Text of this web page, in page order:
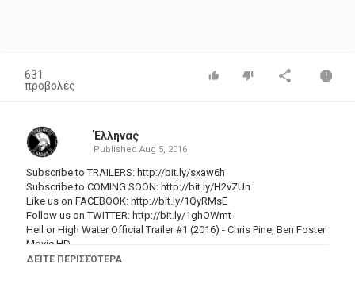
631
προβολές
Έλληνας
Published Aug 5, 2016
Subscribe to TRAILERS: http://bit.ly/sxaw6h
Subscribe to COMING SOON: http://bit.ly/H2vZUn
Like us on FACEBOOK: http://bit.ly/1QyRMsE
Follow us on TWITTER: http://bit.ly/1ghOWmt
Hell or High Water Official Trailer #1 (2016) - Chris Pine, Ben Foster
Movie HD
ΔΕΊΤΕ ΠΕΡΙΣΣΌΤΕΡΑ